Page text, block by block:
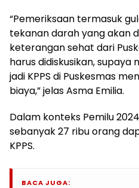
“Pemeriksaan termasuk
tekanan darah yang akan
keterangan sehat dari
harus didiskusikan,
jadi KPPS di Puskesmas
biaya,” jelas Asma Emilia.
Dalam konteks Pemilu
sebanyak 27 ribu orang
KPPS.
BACA JUGA: